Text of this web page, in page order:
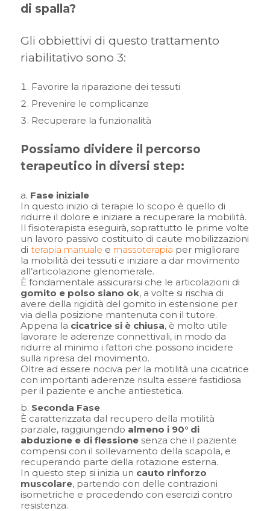
di spalla?
Gli obbiettivi di questo trattamento
riabilitativo sono 3:
Favorire la riparazione dei tessuti
Prevenire le complicanze
Recuperare la funzionalità
Possiamo dividere il percorso
terapeutico in diversi step:
Fase iniziale
In questo inizio di terapie lo scopo è quello di
ridurre il dolore e iniziare a recuperare la mobilità.
Il fisioterapista eseguirà, soprattutto le prime volte
un lavoro passivo costituito di caute mobilizzazioni
di terapia manuale e massoterapia per migliorare
la mobilità dei tessuti e iniziare a dar movimento
all’articolazione glenomerale.
È fondamentale assicurarsi che le articolazioni di
gomito e polso siano ok, a volte si rischia di
avere della rigidità del gomito in estensione per
via della posizione mantenuta con il tutore.
Appena la cicatrice si è chiusa, è molto utile
lavorare le aderenze connettivali, in modo da
ridurre al minimo i fattori che possono incidere
sulla ripresa del movimento.
Oltre ad essere nociva per la motilità una cicatrice
con importanti aderenze risulta essere fastidiosa
per il paziente e anche antiestetica.
Seconda Fase
È caratterizzata dal recupero della motilità
parziale, raggiungendo almeno i 90° di
abduzione e di flessionesenza che il paziente
compensi con il sollevamento della scapola, e
recuperando parte della rotazione esterna.
In questo step si inizia un cauto rinforzo
muscolare, partendo con delle contrazioni
isometriche e procedendo con esercizi contro
resistenza.